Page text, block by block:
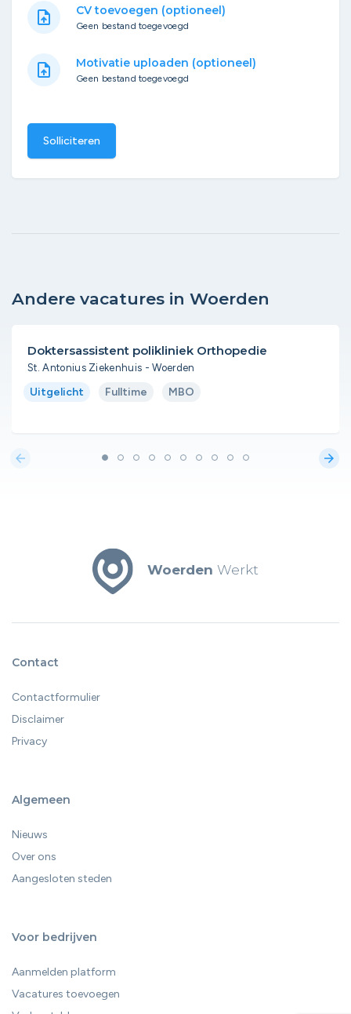
upload_file CV toevoegen (optioneel)
Geen bestand toegevoegd
upload_file Motivatie uploaden (optioneel)
Geen bestand toegevoegd
Solliciteren
Andere vacatures in Woerden
Doktersassistent polikliniek Orthopedie
St. Antonius Ziekenhuis - Woerden
Uitgelicht Fulltime MBO
arrow_back arrow_forward
Woerden Werkt
Contact
Contactformulier
Disclaimer
Privacy
Algemeen
Nieuws
Over ons
Aangesloten steden
Voor bedrijven
Aanmelden platform
Vacatures toevoegen